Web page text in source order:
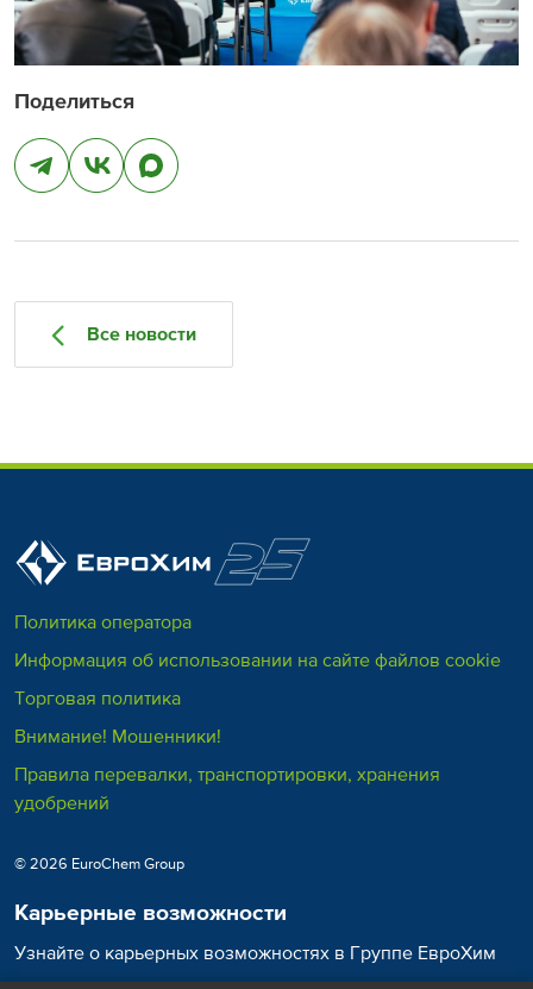
Поделиться
Все новости
Политика оператора
Информация об использовании на сайте файлов cookie
Торговая политика
Внимание! Мошенники!
Правила перевалки, транспортировки, хранения
удобрений
© 2026 EuroChem Group
Карьерные возможности
Узнайте о карьерных возможностях в Группе ЕвроХим